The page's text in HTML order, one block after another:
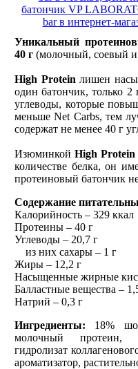
Уникальный
40 г (молочный, соевый
High Protein лишен
один батончик, только 2
углеводы, которые
меньше Net Carbs, тем
содержат не менее 40 г
Изюминкой High Protein
количестве белка, он
протеиновый батончик
Содержание
Калорийность – 329 ккал
Протеины – 40 г
Углеводы – 20,7 г
из них сахары – 1 г
Жиры – 12,2 г
Насыщенные жирные
Балластные вещества –
Натрий – 0,3 г
Ингредиенты:
18%
молочный протеин,
гидролизат
ароматизатор,